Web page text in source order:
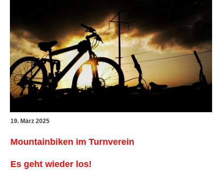
19. März 2025
Mountainbiken im Turnverein
Es geht wieder los!